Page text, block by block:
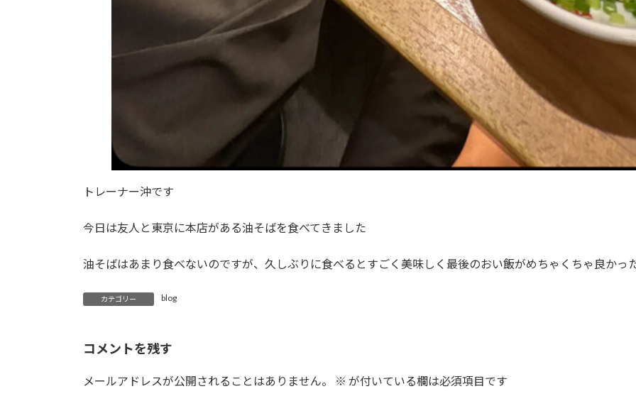
トレーナー沖です
今日は友人と東京に本店がある油そばを食べてきました
油そばはあまり食べないのですが、久しぶりに食べるとすごく美味しく最後のおい飯がめちゃくちゃ良かっ
カテゴリー blog
コメントを残す
メールアドレスが公開されることはありません。 ※ が付いている欄は必須項目です